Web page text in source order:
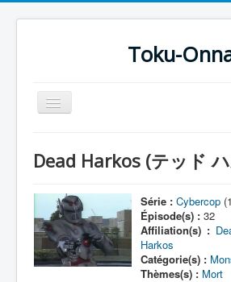
Toku-
Basculer
la
Toku-Actrices
Toku-Critiques
Séries
Films
Dead Harkos (テッド
Série : Cybercop
Épisode(s) : 32
Affiliation(s) :
Harkos
Catégorie(s) :
Thèmes(s) : Mort